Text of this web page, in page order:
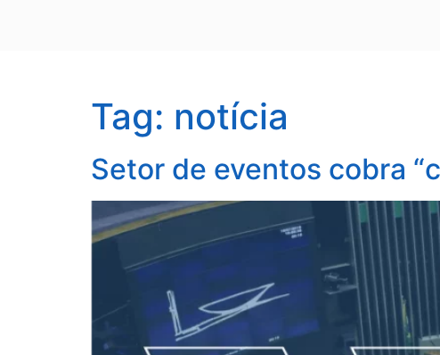
Tag: notícia
Setor de eventos cobra